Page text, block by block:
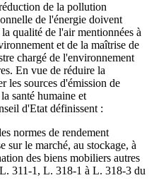
de la pollution
de l'énergie doivent
qualité de l'air mentionnées à
et de la maîtrise de
chargé de l'environnement
En vue de réduire la
les sources d'émission de
santé humaine et
d'Etat définissent :
normes de rendement
sur le marché, au stockage, à
des biens mobiliers autres
311-1, L. 318-1 à L. 318-3 du